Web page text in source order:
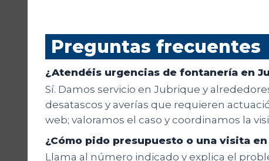
Preguntas frecuentes
¿Atendéis urgencias de fontanería en
Sí. Damos servicio en Jubrique y
desatascos y averías que requieren
web; valoramos el caso y coordinamos la
¿Cómo pido presupuesto o una visita
Llama al número indicado y explica el